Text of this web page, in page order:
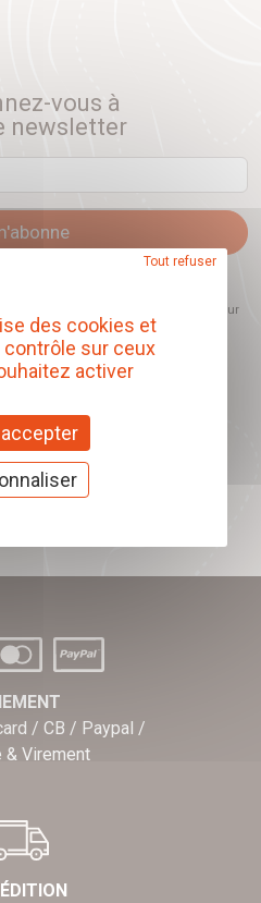
vous à
newsletter
à tout moment et reste sans incidence sur
nos chèques
cadeaux
/ CB / Paypal /
& Virement
des cookies et
sur ceux
activer
Tout refuser